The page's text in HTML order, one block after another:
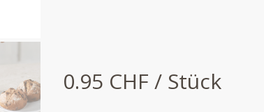
0.95 CHF / Stück